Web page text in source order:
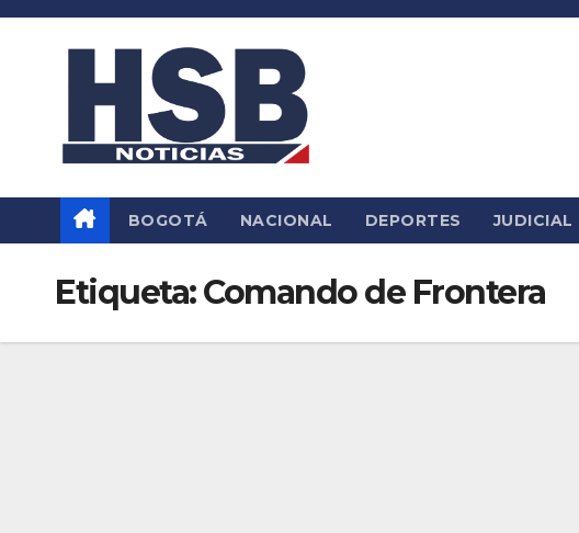
Saltar
BOGOTÁ NACIONAL DEPORTES JUDICIAL
Etiqueta:Comando de Frontera